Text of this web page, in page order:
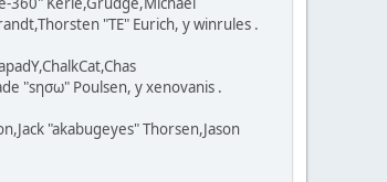
"TE" Eurich, y winrules .
"sησω" Poulsen, y xenovanis .
"akabugeyes" Thorsen,Jason